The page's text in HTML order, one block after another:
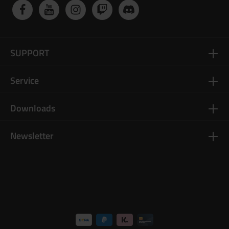
Newsletter
SUPPORT
Service
Downloads